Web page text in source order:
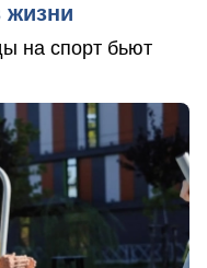
жизни
на спорт бьют